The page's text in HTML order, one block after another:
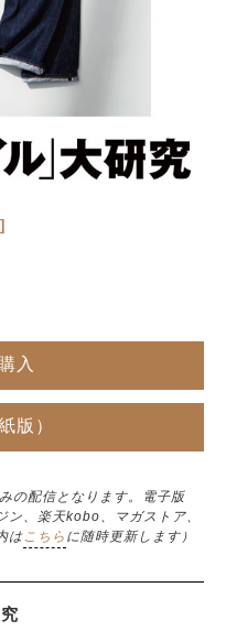
入
版）
の配信となります。電子版
、楽天kobo、マガストア、
はこちら に随時更新します）
プ